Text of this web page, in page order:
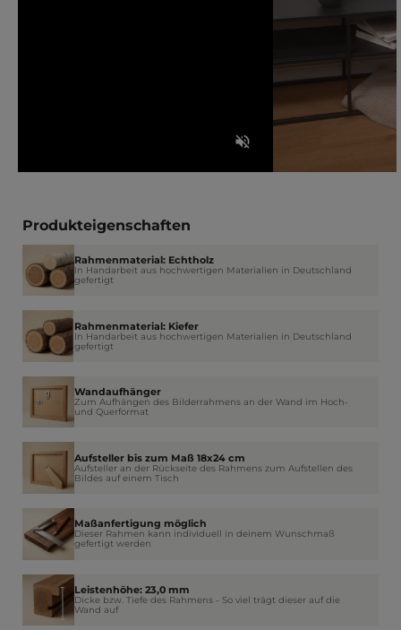
Produkteigenschaften
Rahmenmaterial: Echtholz
In Handarbeit aus hochwertigen Materialien in Deutschland
gefertigt
Rahmenmaterial: Kiefer
In Handarbeit aus hochwertigen Materialien in Deutschland
gefertigt
Wandaufhänger
Zum Aufhängen des Bilderrahmens an der Wand im Hoch-
und Querformat
Aufsteller bis zum Maß 18x24 cm
Aufsteller an der Rückseite des Rahmens zum Aufstellen des
Bildes auf einem Tisch
Maßanfertigung möglich
Dieser Rahmen kann individuell in deinem Wunschmaß
gefertigt werden
Leistenhöhe: 23,0 mm
Dicke bzw. Tiefe des Rahmens - So viel trägt dieser auf die
Wand auf